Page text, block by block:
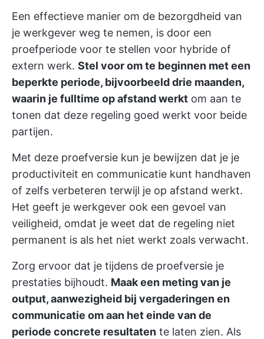
Een effectieve manier om de bezorgdheid van
je werkgever weg te nemen, is door een
proefperiode voor te stellen voor hybride of
extern werk. Stel voor om te beginnen met een
beperkte periode, bijvoorbeeld drie maanden,
waarin je fulltime op afstand werkt om aan te
tonen dat deze regeling goed werkt voor beide
partijen.
Met deze proefversie kun je bewijzen dat je je
productiviteit en communicatie kunt handhaven
of zelfs verbeteren terwijl je op afstand werkt.
Het geeft je werkgever ook een gevoel van
veiligheid, omdat je weet dat de regeling niet
permanent is als het niet werkt zoals verwacht.
Zorg ervoor dat je tijdens de proefversie je
prestaties bijhoudt. Maak een meting van je
output, aanwezigheid bij vergaderingen en
communicatie om aan het einde van de
periode concrete resultaten te laten zien. Als